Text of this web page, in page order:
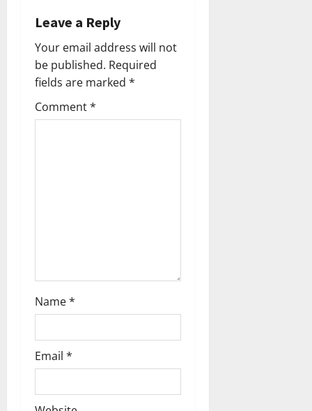
v
i
g
a
Leave a Reply
Your email address will not
be published. Required
fields are marked *
Comment*
Name*
Email *